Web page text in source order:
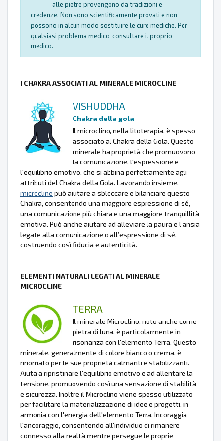
alle pietre provengono da tradizioni e
credenze. Non sono scientificamente provati e non
possono in alcun modo sostituire le cure mediche. Per
qualsiasi problema medico, consultare il proprio
medico.
I CHAKRA ASSOCIATI AL MINERALE MICROCLINE
VISHUDDHA
Chakra della gola
Il microclino, nella litoterapia, è spesso
associato al Chakra della Gola. Questo
minerale ha proprietà che promuovono
la comunicazione, l'espressione e
l'equilibrio emotivo, che si abbina perfettamente agli
attributi del Chakra della Gola. Lavorando insieme,
microcline può aiutare a sbloccare e bilanciare questo
Chakra, consentendo una maggiore espressione di sé,
una comunicazione più chiara e una maggiore tranquillità
emotiva. Può anche aiutare ad alleviare la paura e l’ansia
legate alla comunicazione o all’espressione di sé,
costruendo così fiducia e autenticità.
ELEMENTI NATURALI LEGATI AL MINERALE
MICROCLINE
TERRA
Il minerale Microclino, noto anche come
pietra di luna, è particolarmente in
risonanza con l'elemento Terra. Questo
minerale, generalmente di colore bianco o crema, è
rinomato per le sue proprietà calmanti e stabilizzanti.
Aiuta a ripristinare l'equilibrio emotivo e ad allentare la
tensione, promuovendo così una sensazione di stabilità
e sicurezza. Inoltre il Microclino viene spesso utilizzato
per facilitare la materializzazione di idee e progetti, in
armonia con l'energia dell'elemento Terra. Incoraggia
l'ancoraggio, consentendo all'individuo di rimanere
connesso alla realtà mentre persegue le proprie